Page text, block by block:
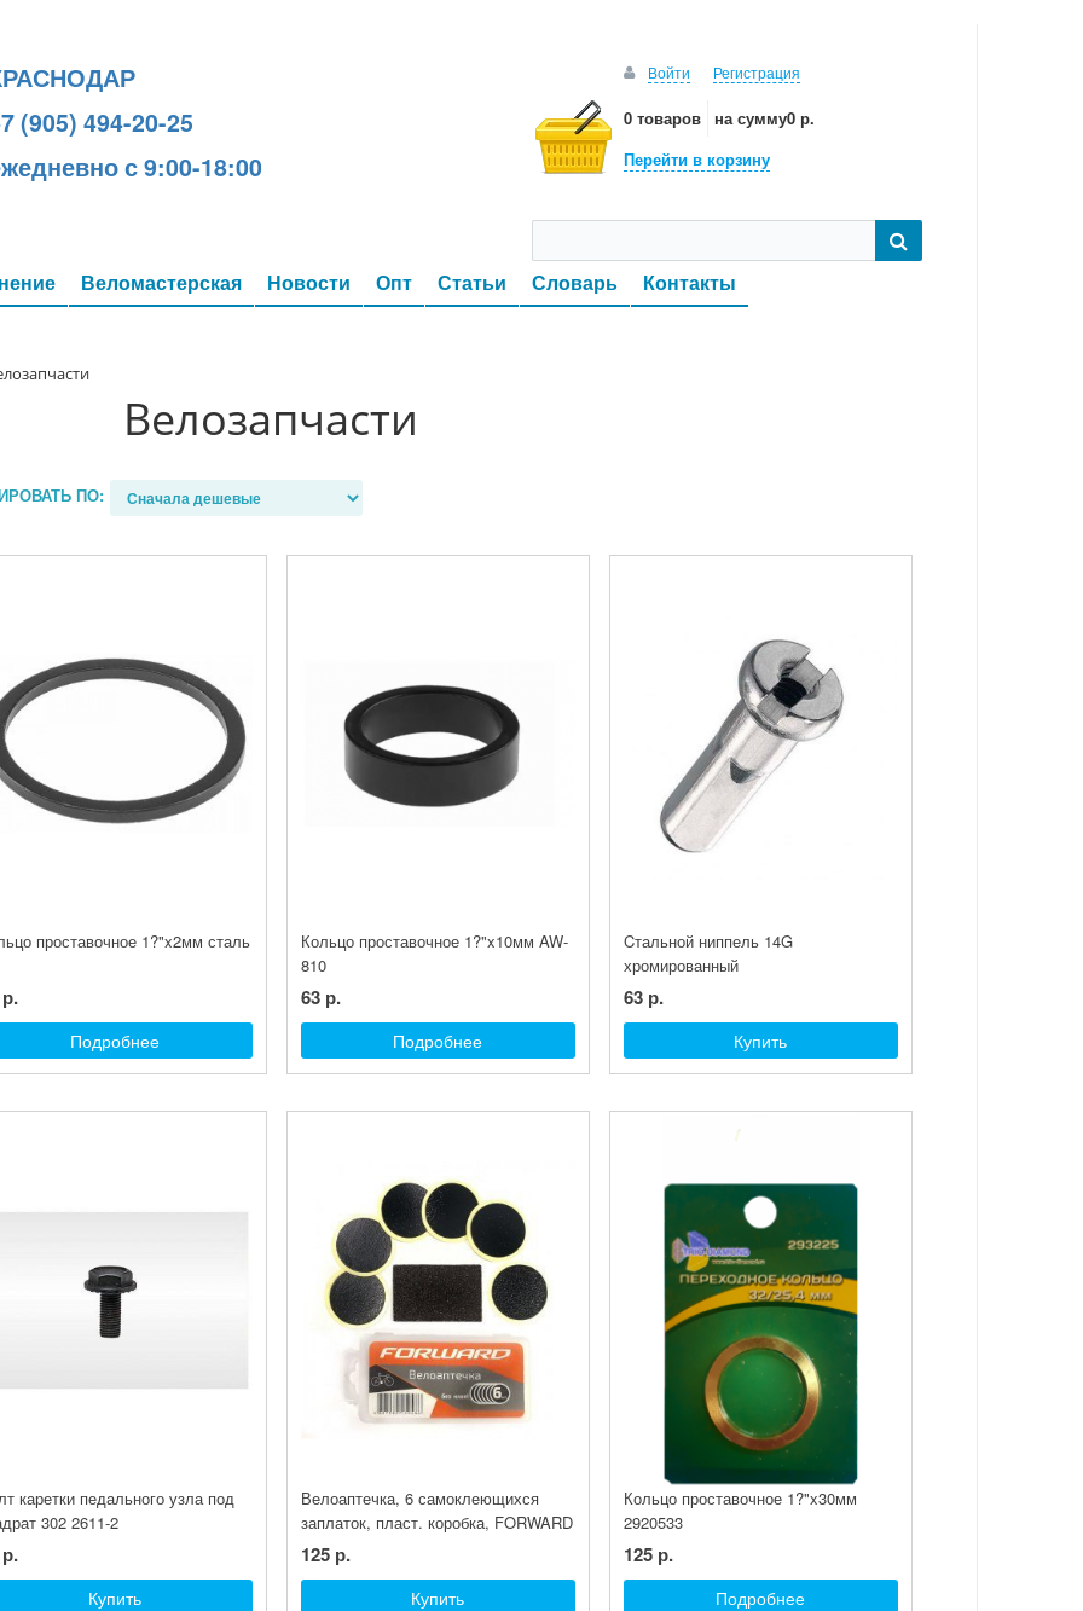
(905) 494-20-25
с 9:00-18:00
Войти Регистрация
0 товаров на сумму0 р.
Перейти в корзину
Веломастерская Новости Опт Статьи Словарь Контакты
Велозапчасти
ПО:
проставочное 1?"x2мм сталь
Подробнее
Кольцо проставочное 1?"x10мм AW-
810
63 р.
Подробнее
Cтальной ниппель 14G
хромированный
63 р.
Купить
каретки педального узла под
302 2611-2
Купить
Велоаптечка, 6 самоклеющихся
заплаток, пласт. коробка, FORWARD
125 р.
Купить
Кольцо проставочное 1?"x30мм
2920533
125 р.
Подробнее